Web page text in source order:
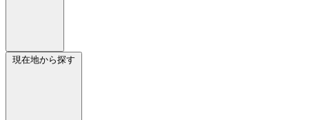
現在地から探す